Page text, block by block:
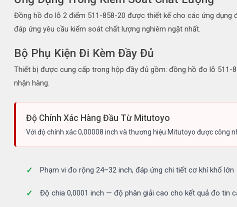
Đồng hồ đo lỗ 2 điểm 511-858-20 được thiết kế cho các ứng dụng
đáp ứng yêu cầu kiểm soát chất lượng nghiêm ngặt nhất.
Bộ Phụ Kiện Đi Kèm Đầy Đủ
Thiết bị được cung cấp trong hộp đầy đủ gồm: đồng hồ đo lỗ 511-
nhận hàng.
Độ Chính Xác Hàng Đầu Từ Mitutoyo
Với độ chính xác 0,00008 inch và thương hiệu Mitutoyo được công
Phạm vi đo rộng 24–32 inch, đáp ứng chi tiết cơ khí khổ lớn
Độ chia 0,0001 inch — độ phân giải cao cho kết quả đo tin